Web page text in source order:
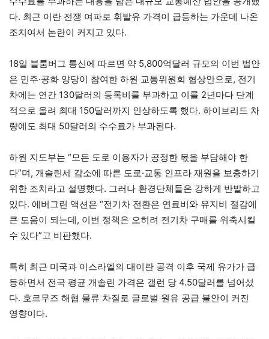
다. 최근 이란 전쟁 여파로 휘발유 가격이 급등하는 가운데 나온
조치여서 논란이 커지고 있다.
18일 블룸버그 통신에 따르면 약 5,800억달러 규모의 이번 법안
은 민주·공화 양당이 참여한 하원 교통위원회 협상안으로, 전기
차에는 연간 130달러의 등록비를 부과하고 이를 2년마다 단계
적으로 올려 최대 150달러까지 인상하도록 했다. 하이브리드 차
량에도 최대 50달러의 수수료가 부과된다.
하원 지도부는 “모든 도로 이용자가 공정한 몫을 부담해야 한
다”며, 개솔린세 감소에 따른 도로·교통 인프라 재원을 보충하기
위한 조치라고 설명했다. 그러나 환경단체들은 강하게 반발하고
있다. 에버그린 액션은 “전기차 전환은 연료비와 유지비 절감에
큰 도움이 되는데, 이번 정책은 오히려 전기차 구매를 위축시킬
수 있다”고 비판했다.
특히 최근 미국과 이스라엘의 대이란 공격 이후 국제 유가가 급
등하면서 전국 평균 개솔린 가격은 갤런 당 4.50달러를 넘어섰
다. 호르무즈 해협 물류 차질로 글로벌 원유 공급 불안이 커진
영향이다.